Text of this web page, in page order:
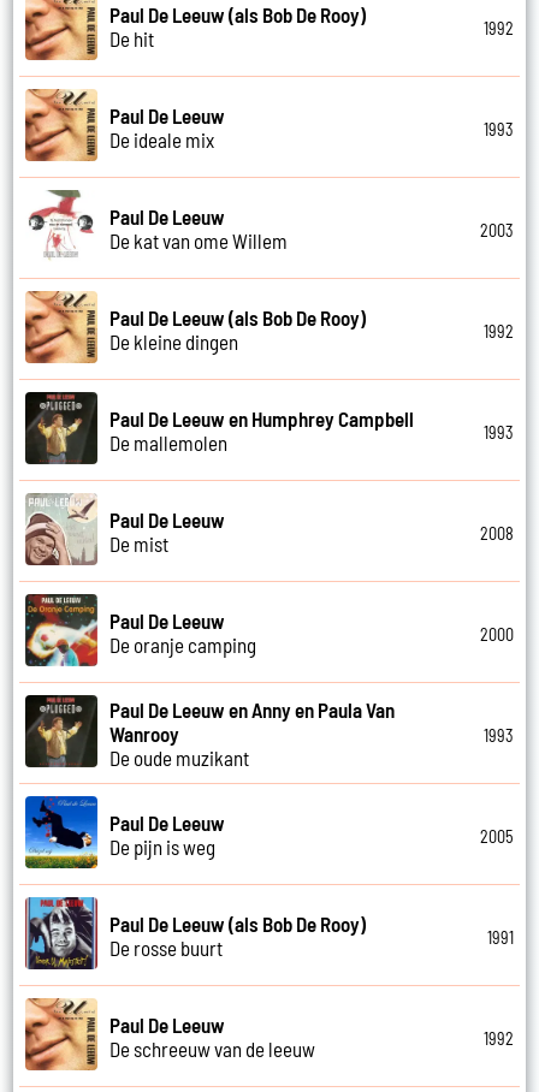
Paul De Leeuw (als Bob De Rooy)
De hit
1992
Paul De Leeuw
De ideale mix
1993
Paul De Leeuw
De kat van ome Willem
2003
Paul De Leeuw (als Bob De Rooy)
De kleine dingen
1992
Paul De Leeuw en Humphrey Campbell
De mallemolen
1993
Paul De Leeuw
De mist
2008
Paul De Leeuw
De oranje camping
2000
Paul De Leeuw en Anny en Paula Van
Wanrooy
De oude muzikant
1993
Paul De Leeuw
De pijn is weg
2005
Paul De Leeuw (als Bob De Rooy)
De rosse buurt
1991
Paul De Leeuw
De schreeuw van de leeuw
1992